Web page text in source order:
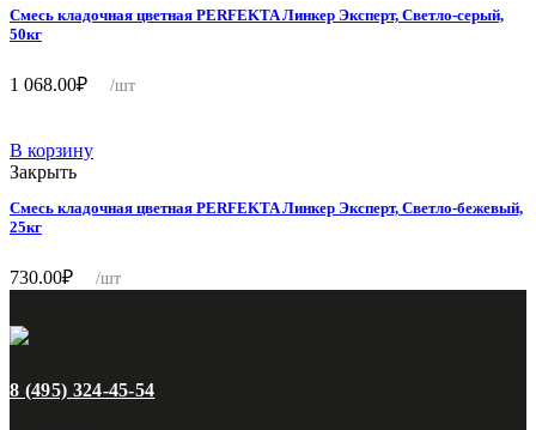
Смесь кладочная цветная PERFEKTA Линкер Эксперт, Светло-серый,
50кг
1 068.00₽ /шт
В корзину
Закрыть
Смесь кладочная цветная PERFEKTA Линкер Эксперт, Светло-бежевый,
25кг
730.00₽ /шт
8 (495) 324-45-54